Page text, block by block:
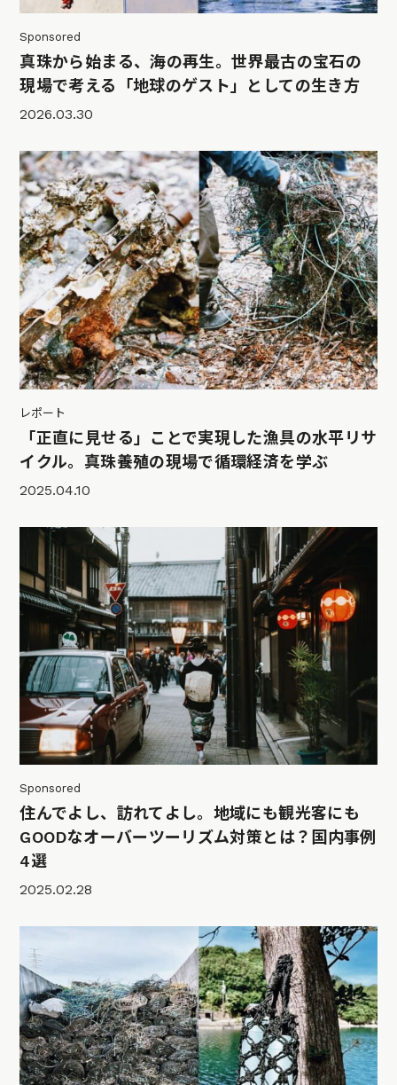
Sponsored
真珠から始まる、海の再生。世界最古の宝石の
現場で考える「地球のゲスト」としての生き方
2026.03.30
レポート
「正直に見せる」ことで実現した漁具の水平リサ
イクル。真珠養殖の現場で循環経済を学ぶ
2025.04.10
Sponsored
住んでよし、訪れてよし。地域にも観光客にも
GOODなオーバーツーリズム対策とは？国内事例
4選
2025.02.28